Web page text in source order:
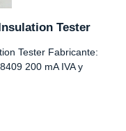
Tester
Tester Fabricante:
200 mA IVA y